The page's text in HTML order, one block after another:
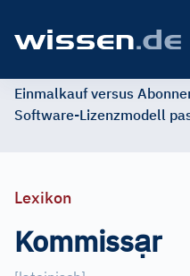
Einmalkauf versus
Software-Lizenzmodell
Lexikon
Kommissạr